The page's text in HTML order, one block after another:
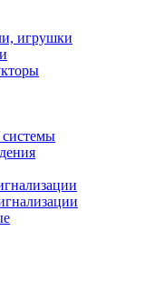
игрушки